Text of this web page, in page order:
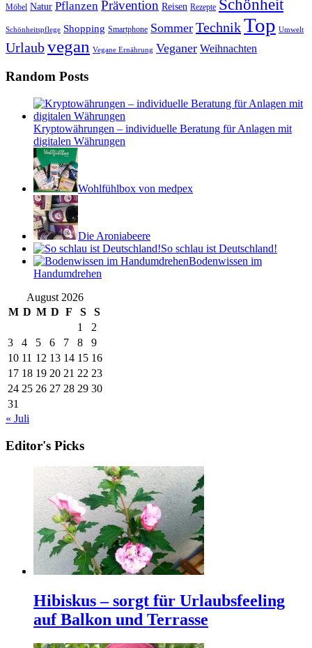
Möbel Natur Pflanzen Prävention Reisen Rezepte Schönheit
Schönheitspflege Shopping Smartphone Sommer TechnikTop Umwelt
Urlaubvegan Vegane Ernährung Veganer Weihnachten
Random Posts
Kryptowährungen – individuelle Beratung für Anlagen mit
digitalen Währungen
Wohlfühlbox von medpex
Die Aroniabeere
So schlau ist Deutschland!
Bodenwissen im
Handumdrehen
August 2026
M D M D F S
S
1
2
3
4 5 6 7 8
9
10 11 12 13 14 15 16
17 18 19 20 21 22 23
24 25 26 27 28 29 30
31
« Juli
Editor's Picks
Hibiskus – sorgt für Urlaubsfeeling
auf Balkon und Terrasse